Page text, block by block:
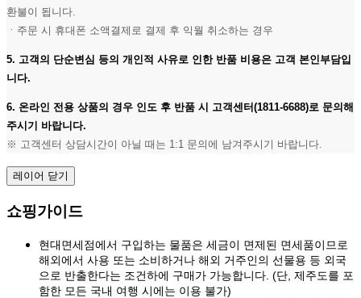
환불이 됩니다.
ㆍ주문 시 휴대폰 소액결제로 결제 후 익월 취소하는 경우
5. 고객의 단순변심 등의 개인적 사유로 인한 반품 비용은 고객 본인부담입
니다.
6. 온라인 전용 상품의 경우 인도 후 반품 시 고객센터(1811-6688)로 문의해
주시기 바랍니다.
※ 고객센터 상담시간이 아닐 때는 1:1 문의에 남겨주시기 바랍니다.
레이어 닫기
쇼핑가이드
현대면세점에서 구입하는 물품은 세금이 면제된 면세품이므로
해외에서 사용 또는 소비하거나 해외 거주인의 선물용 등 외국
으로 반출한다는 조건하에 구매가 가능합니다. (단, 제주도를 포
함한 모든 국내 여행 시에는 이용 불가)